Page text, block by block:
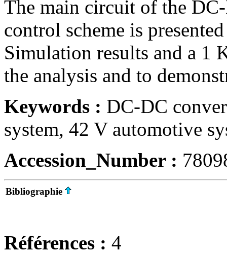
The main circuit of the
control scheme is
Simulation results and a 1
the analysis and to
Keywords : DC-DC
system, 42 V automotive
Accession_Number :
Bibliographie
Références : 4